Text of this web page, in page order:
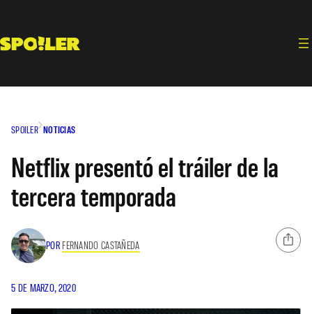
contenido
SPOILER NOTICIAS
Netflix presentó el tráiler de la
tercera temporada
POR FERNANDO CASTAÑEDA
5 DE MARZO, 2020